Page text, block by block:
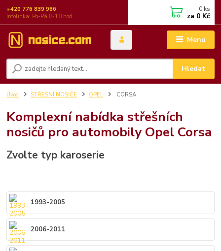
Menu
Hledat
+420 776 839 986
Infolinka: Po-Pá 8-18 hod.
0 ks
za 0 Kč
Úvod STŘEŠNÍ NOSIČE OPEL CORSA
Komplexní nabídka střešních
nosičů pro automobily Opel Corsa
Zvolte typ karoserie
1993-2005
2006-2011